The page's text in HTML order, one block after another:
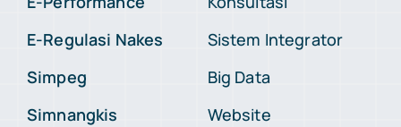
E-Regulasi Nakes
Simpeg
Simnangkis
Sistem Integrator
Big Data
Website